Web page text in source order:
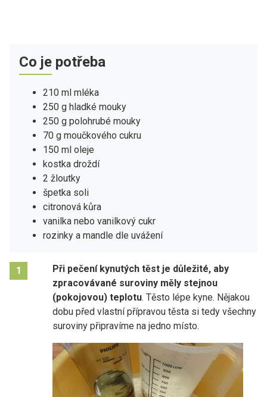
Co je potřeba
210 ml mléka
250 g hladké mouky
250 g polohrubé mouky
70 g moučkového cukru
150 ml oleje
kostka droždí
2 žloutky
špetka soli
citronová kůra
vanilka nebo vanilkový cukr
rozinky a mandle dle uvážení
1
Při pečení kynutých těst je důležité, aby
zpracovávané suroviny měly stejnou
(pokojovou) teplotu. Těsto lépe kyne. Nějakou
dobu před vlastní přípravou těsta si tedy všechny
suroviny připravíme na jedno místo.